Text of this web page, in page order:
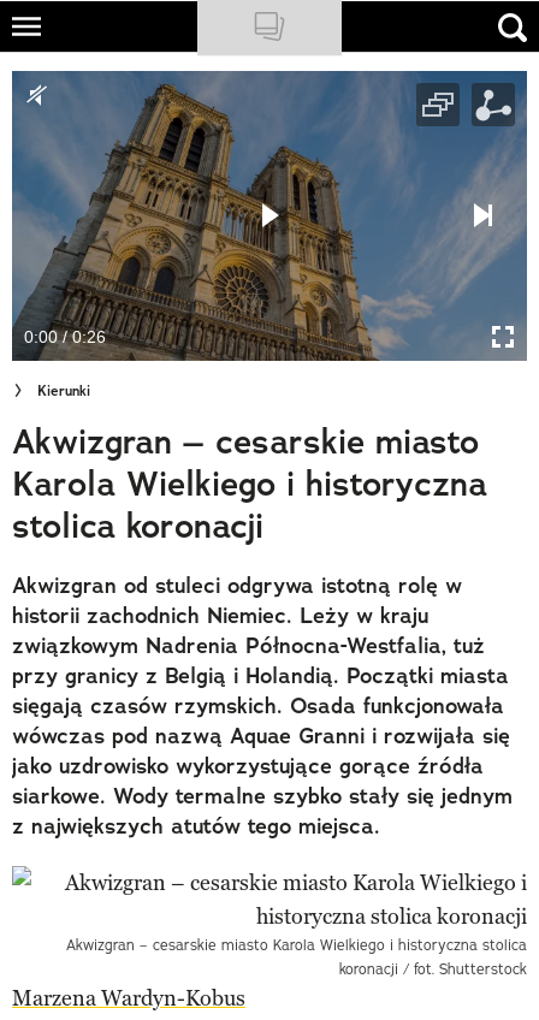
Skip
main
NATIONAL GEOGRAPHIC
PODCASTY
Sklep
Newsletter
Cuda Polski
Wielki Konkurs Fotograficzny
Trendbook Podróżniczy
Polecane
0:00 / 0:26
Kierunki
Akwizgran – cesarskie miasto
Karola Wielkiego i historyczna
stolica koronacji
Akwizgran od stuleci odgrywa istotną rolę w
historii zachodnich Niemiec. Leży w kraju
związkowym Nadrenia Północna-Westfalia, tuż
przy granicy z Belgią i Holandią. Początki miasta
sięgają czasów rzymskich. Osada funkcjonowała
wówczas pod nazwą Aquae Granni i rozwijała się
jako uzdrowisko wykorzystujące gorące źródła
siarkowe. Wody termalne szybko stały się jednym
z największych atutów tego miejsca.
Akwizgran – cesarskie miasto Karola Wielkiego i historyczna stolica
koronacji / fot. Shutterstock
Marzena Wardyn-Kobus